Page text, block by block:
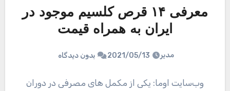
معرفی ۱۴ قرص کلسیم موجود در
ایران به همراه قیمت
مدیر 2021/05/13 بدون دیدگاه
وب‌سایت اوما: یکی از مکمل های مصرفی در دوران